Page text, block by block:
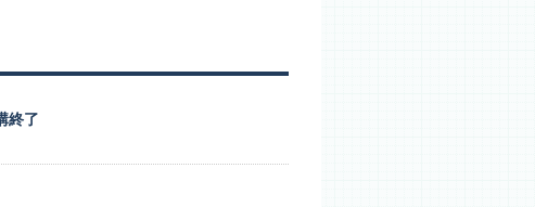
終了